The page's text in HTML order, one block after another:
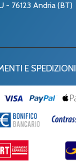
- 76123 Andria (BT)
E SPEDIZIONI